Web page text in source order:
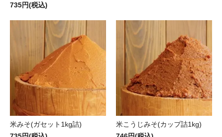
735円(税込)
米みそ(ガセット1kg詰)
米こうじみそ(カップ詰1kg)